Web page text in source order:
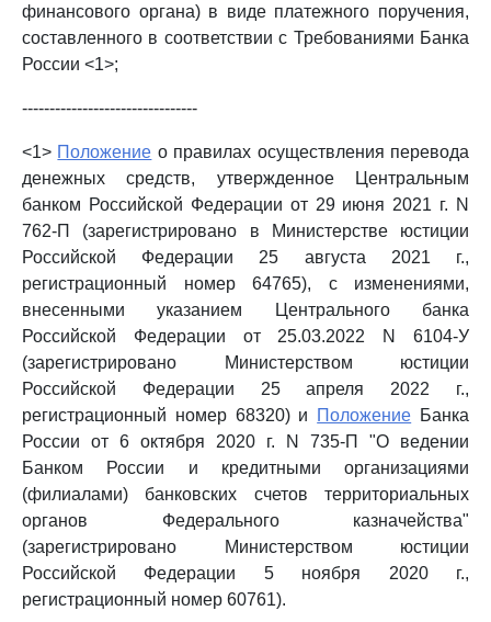
финансового органа) в виде платежного поручения,
составленного в соответствии с Требованиями Банка
России <1>;
--------------------------------
<1> Положение о правилах осуществления перевода
денежных средств, утвержденное Центральным
банком Российской Федерации от 29 июня 2021 г. N
762-П (зарегистрировано в Министерстве юстиции
Российской Федерации 25 августа 2021 г.,
регистрационный номер 64765), с изменениями,
внесенными указанием Центрального банка
Российской Федерации от 25.03.2022 N 6104-У
(зарегистрировано Министерством юстиции
Российской Федерации 25 апреля 2022 г.,
регистрационный номер 68320) и
Положение Банка
России от 6 октября 2020 г. N 735-П "О ведении
Банком России и кредитными организациями
(филиалами) банковских счетов территориальных
органов Федерального казначейства"
(зарегистрировано Министерством юстиции
Российской Федерации 5 ноября 2020 г.,
регистрационный номер 60761).